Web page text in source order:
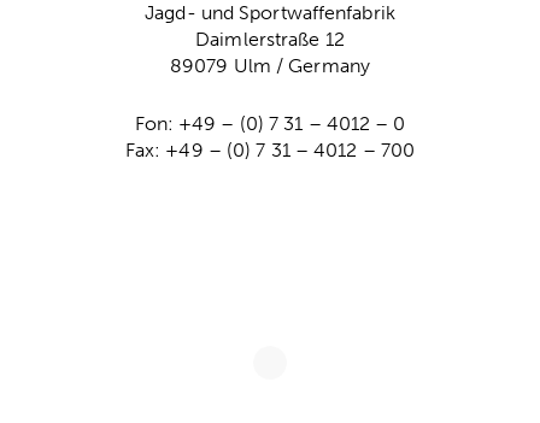
Jagd- und Sportwaffenfabrik
Daimlerstraße 12
89079 Ulm / Germany
Fon: +49 – (0) 7 31 – 4012 – 0
Fax: +49 – (0) 7 31 – 4012 – 700